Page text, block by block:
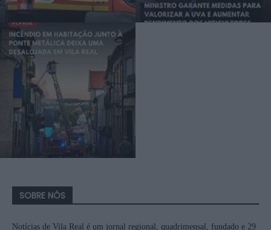
SOBRE NÓS
Notícias de Vila Real é um jornal regional, quadrimensal, fundado e 29